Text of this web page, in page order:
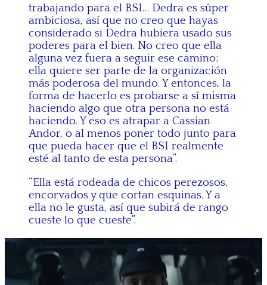
trabajando para el BSI… Dedra es súper
ambiciosa, así que no creo que hayas
considerado si Dedra hubiera usado sus
poderes para el bien. No creo que ella
alguna vez fuera a seguir ese camino;
ella quiere ser parte de la organización
más poderosa del mundo. Y entonces, la
forma de hacerlo es probarse a sí misma
haciendo algo que otra persona no está
haciendo. Y eso es atrapar a Cassian
Andor, o al menos poner todo junto para
que pueda hacer que el BSI realmente
esté al tanto de esta persona”.
“Ella está rodeada de chicos perezosos,
encorvados y que cortan esquinas. Y a
ella no le gusta, así que subirá de rango
cueste lo que cueste”.